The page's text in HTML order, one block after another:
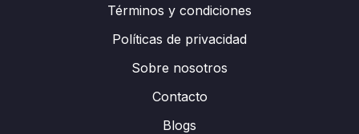
Términos y condiciones
Políticas de privacidad
Sobre nosotros
Contacto
Blogs